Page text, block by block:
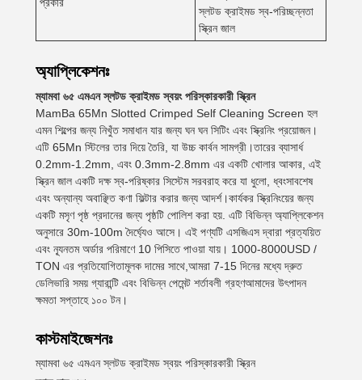
স্লটড ক্রাইমড স্ব-পরিচ্ছন্নতা
স্ক্রিন জাল
অ্যাপ্লিকেশনঃ
ম্যামবা ৬৫ এমএন স্লটড ক্রাইমড স্বয়ং পরিস্কারকারী স্ক্রিন
MamBa 65Mn Slotted Crimped Self Cleaning Screen হল
এমন শিল্পের জন্য নিখুঁত সমাধান যার জন্য ঘন ঘন সিটিং এবং স্ক্রিনিং প্রয়োজন।
এটি 65Mn স্টিলের তার দিয়ে তৈরি, যা উচ্চ কার্বন সামগ্রী।তারের ব্যাসার্ধ
0.2mm-1.2mm, এবং 0.3mm-2.8mm এর একটি খোলার আকার, এই
স্ক্রিন জাল একটি দক্ষ স্ব-পরিষ্কার সিস্টেম সরবরাহ করে যা ধুলো, ধ্বংসাবশেষ
এবং অন্যান্য অবাঞ্ছিত কণা ফিল্টার করার জন্য আদর্শ।কার্যকর স্ক্রিনিংয়ের জন্য
একটি মসৃণ পৃষ্ঠ প্রদানের জন্য পৃষ্ঠটি পোলিশ করা হয়. এটি বিভিন্ন অ্যাপ্লিকেশন
অনুসারে 30m-100m দৈর্ঘ্যেও আসে। এই পণ্যটি এসজিএস দ্বারা প্রত্যয়িত
এবং ন্যূনতম অর্ডার পরিমাণে 10 পিসিতে পাওয়া যায়। 1000-8000USD /
TON এর প্রতিযোগিতামূলক দামের সাথে,আমরা 7-15 দিনের মধ্যে দ্রুত
ডেলিভারি সময় গ্যারান্টি এবং বিভিন্ন পেমেন্ট শর্তাবলী গ্রহণআমাদের উৎপাদন
ক্ষমতা সপ্তাহে ১০০ টন।
কাস্টমাইজেশনঃ
ম্যামবা ৬৫ এমএন স্লটড ক্রাইমড স্বয়ং পরিস্কারকারী স্ক্রিন